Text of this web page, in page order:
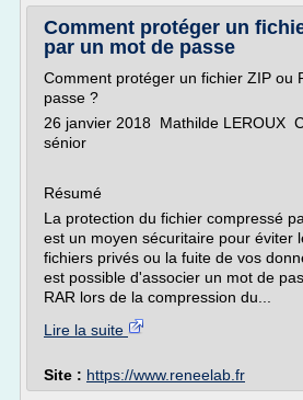
Comment protéger un
par un mot de passe
Comment protéger un fichier ZIP ou
passe ?
26 janvier 2018 Mathilde LEROUX
sénior
Résumé
La protection du fichier compressé
est un moyen sécuritaire pour éviter
fichiers privés ou la fuite de vos
est possible d'associer un mot de
RAR lors de la compression du...
Lire la suite
Site : https://www.reneelab.fr